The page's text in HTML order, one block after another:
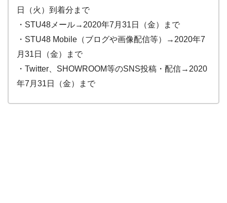
日（火）到着分まで
・STU48メール→2020年7月31日（金）まで
・STU48 Mobile（ブログや画像配信等）→2020年7
月31日（金）まで
・Twitter、SHOWROOM等のSNS投稿・配信→2020
年7月31日（金）まで